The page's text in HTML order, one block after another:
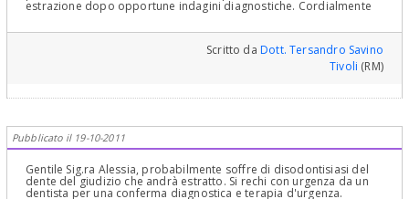
estrazione dopo opportune indagini diagnostiche. Cordialmente
Scritto daDott. Tersandro Savino
Tivoli (RM)
Pubblicato il 19-10-2011
Gentile Sig.ra Alessia, probabilmente soffre di disodontisiasi del
dente del giudizio che andrà estratto. Si rechi con urgenza da un
dentista per una conferma diagnostica e terapia d'urgenza.